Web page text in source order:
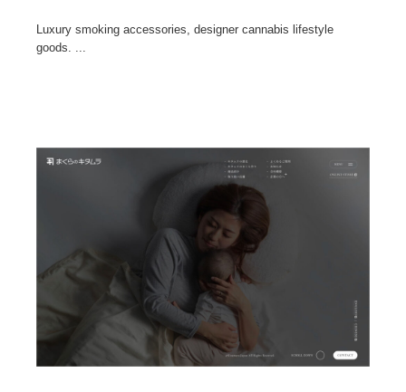
Luxury smoking accessories, designer cannabis lifestyle
goods. ...